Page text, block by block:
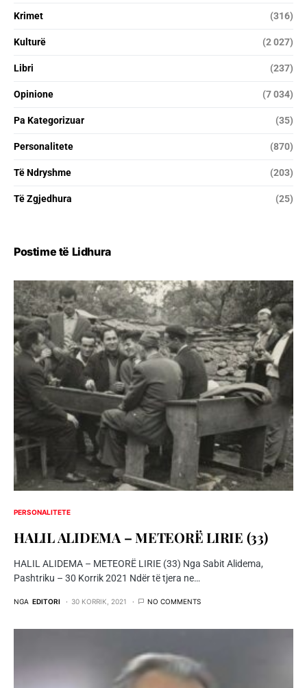
Krimet (316)
Kulturë (2 027)
Libri (237)
Opinione (7 034)
Pa Kategorizuar (35)
Personalitete (870)
Të Ndryshme (203)
Të Zgjedhura (25)
Postime të Lidhura
PERSONALITETE
HALIL ALIDEMA – METEORË LIRIE (33)
HALIL ALIDEMA – METEORË LIRIE (33) Nga Sabit Alidema,
Pashtriku – 30 Korrik 2021 Ndër të tjera ne…
NGA EDITORI 30 KORRIK, 2021 NO COMMENTS